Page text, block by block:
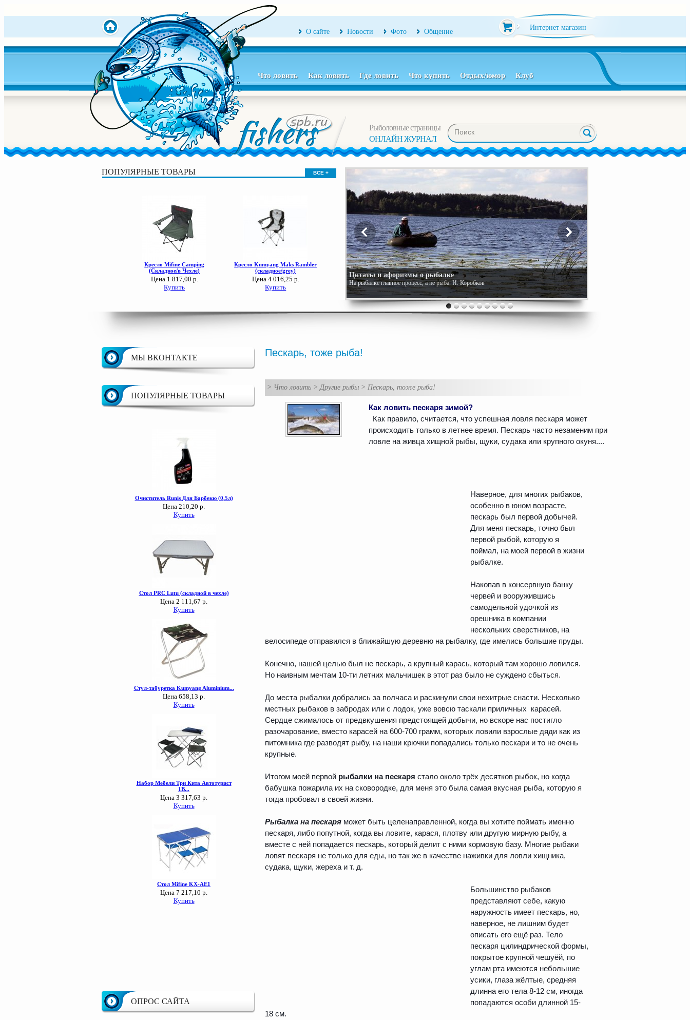
О сайте Новости Фото Общение
Интернет магазин
Что ловить Как ловить Где ловить Что купить Отдых/юмор Клуб
Рыболовные страницы
ОНЛАЙН ЖУРНАЛ
ПОПУЛЯРНЫЕ ТОВАРЫ ВСЕ +
Цитаты и афоризмы о рыбалке
На рыбалке главное процесс, а не рыба. И. Коробков
МЫ ВКОНТАКТЕ
ПОПУЛЯРНЫЕ ТОВАРЫ
ОПРОС САЙТА
Пескарь, тоже рыба!
> Что ловить > Другие рыбы > Пескарь, тоже рыба!
Как ловить пескаря зимой?
Как правило, считается, что успешная ловля пескаря может
происходить только в летнее время. Пескарь часто незаменим при
ловле на живца хищной рыбы, щуки, судака или крупного окуня....
Наверное, для многих рыбаков,
особенно в юном возрасте,
пескарь был первой добычей.
Для меня пескарь, точно был
первой рыбой, которую я
поймал, на моей первой в жизни
рыбалке.
Накопав в консервную банку
червей и вооружившись
самодельной удочкой из
орешника в компании
нескольких сверстников, на
велосипеде отправился в ближайшую деревню на рыбалку, где имелись большие пруды.
Конечно, нашей целью был не пескарь, а крупный карась, который там хорошо ловился.
Но наивным мечтам 10-ти летних мальчишек в этот раз было не суждено сбыться.
До места рыбалки добрались за полчаса и раскинули свои нехитрые снасти. Несколько
местных рыбаков в забродах или с лодок, уже вовсю таскали приличных карасей.
Сердце сжималось от предвкушения предстоящей добычи, но вскоре нас постигло
разочарование, вместо карасей на 600-700 грамм, которых ловили взрослые дяди как из
питомника где разводят рыбу, на наши крючки попадались только пескари и то не очень
крупные.
Итогом моей первой рыбалки на пескаря стало около трёх десятков рыбок, но когда
бабушка пожарила их на сковородке, для меня это была самая вкусная рыба, которую я
тогда пробовал в своей жизни.
Рыбалка на пескаря может быть целенаправленной, когда вы хотите поймать именно
пескаря, либо попутной, когда вы ловите, карася, плотву или другую мирную рыбу, а
вместе с ней попадается пескарь, который делит с ними кормовую базу. Многие рыбаки
ловят пескаря не только для еды, но так же в качестве наживки для ловли хищника,
судака, щуки, жереха и т. д.
Большинство рыбаков
представляют себе, какую
наружность имеет пескарь, но,
наверное, не лишним будет
описать его ещё раз. Тело
пескаря цилиндрической формы,
покрытое крупной чешуёй, по
углам рта имеются небольшие
усики, глаза жёлтые, средняя
длинна его тела 8-12 см, иногда
попадаются особи длинной 15-
18 см.